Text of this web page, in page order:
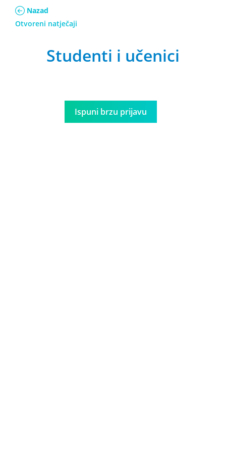
Nazad
Otvoreni natječaji
Studenti i učenici